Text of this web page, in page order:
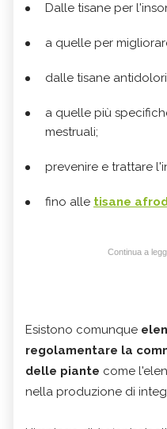
Dalle tisane per
a quelle per
dalle tisane
a quelle più
mestruali;
prevenire e trattare
fino alle tisane
Continua a
Esistono comunque
regolamentare la
delle piante come
nella produzione di